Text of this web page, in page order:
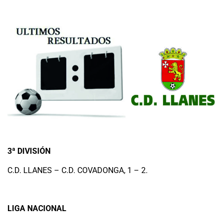
3ª DIVISIÓN
C.D. LLANES – C.D. COVADONGA, 1 – 2.
LIGA NACIONAL